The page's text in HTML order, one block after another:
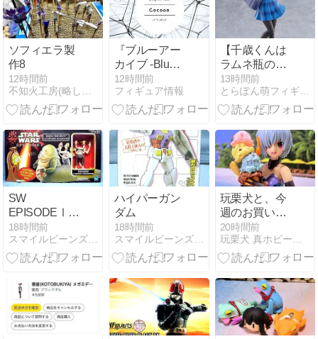
ソフィエラ製
作8
12時間前
不知火工房(略して｢しら工｣)
『ブルーアー
カイブ -Blue
Archive-』よ
り、「カリン
(バニーガー
ケールでフィ
ギュア化
（Max
Factory)Amazon
値下げ
12時間前
フィギュア情報
【千歳くんは
ラムネ瓶のな
か】 内田優空
フリューフィ
ギュアの予約
価まとめ
13時間前
とらぽん萌フィギュア部
SW
EPISODEⅠ
クリーチャー
ズwithフィギ
ュア ジャバ・
withアナウン
サー（日本語
版）
18時間前
スマイルビーンズこんなんどうでしょうUS
ハイパーガン
ダム
18時間前
スマイルビーンズのこんなんどうでしょう
玩栗犬と、今
週のお買い物
情報
（8/10~)+復活
の過去記事 ご
20時間前
玩栗犬 真ホビーマニアクス